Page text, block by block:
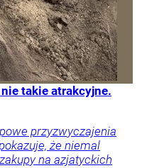
takie atrakcyjne.
przyzwyczajenia
że niemal
na azjatyckich